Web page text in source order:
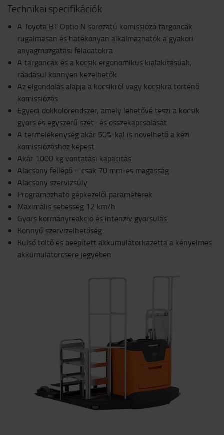
Technikai specifikációk
A Toyota BT Optio N sorozatú komissiózó targoncák
rugalmasan és hatékonyan alkalmazhatók a gyakori
anyagmozgatási feladatokra
A targoncák és a kocsik ergonomikus kialakításúak,
ráadásul könnyen kezelhetők
Az elgondolás alapja a kocsikról vagy kocsikra történő
komissiózás
Egyedi dokkolórendszer, amely lehetővé teszi a kocsik
gyors és egyszerű szét- és összekapcsolását
A termelékenység akár 50%-kal is növelhető a kézi
komissiózáshoz képest
Akár 1000 kg vontatási kapacitás
Alacsony fellépő – csak 70 mm-es magasság
Alacsony szervizsúly
Programozható gépkezelői paraméterek
Maximális sebesség 12 km/h
Gyors kormányreakció és intenzív gyorsulás
Könnyű szervizelhetőség
Külső töltő és beépített akkumulátorkazetta a kényelmes
akkumulátorcsere jegyében